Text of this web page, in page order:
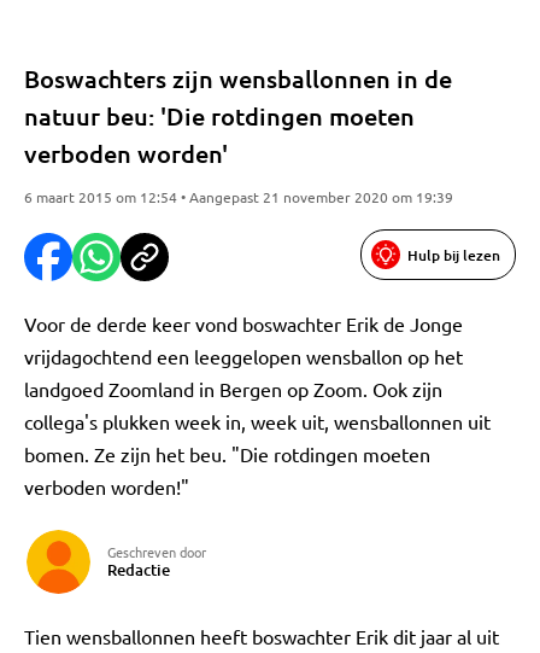
Boswachters zijn wensballonnen in de
natuur beu: 'Die rotdingen moeten
verboden worden'
6 maart 2015 om 12:54 • Aangepast 21 november 2020 om 19:39
Hulp bij lezen
Voor de derde keer vond boswachter Erik de Jonge
vrijdagochtend een leeggelopen wensballon op het
landgoed Zoomland in Bergen op Zoom. Ook zijn
collega's plukken week in, week uit, wensballonnen uit
bomen. Ze zijn het beu. "Die rotdingen moeten
verboden worden!"
Geschreven door
Redactie
Tien wensballonnen heeft boswachter Erik dit jaar al uit